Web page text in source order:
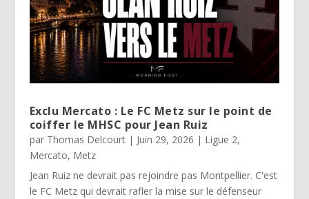
Exclu Mercato : Le FC Metz sur le point de
coiffer le MHSC pour Jean Ruiz
par Thomas Delcourt| Juin 29, 2026 | Ligue 2,
Mercato, Metz
Jean Ruiz ne devrait pas rejoindre pas Montpellier. C'est
le FC Metz qui devrait rafler la mise sur le défenseur